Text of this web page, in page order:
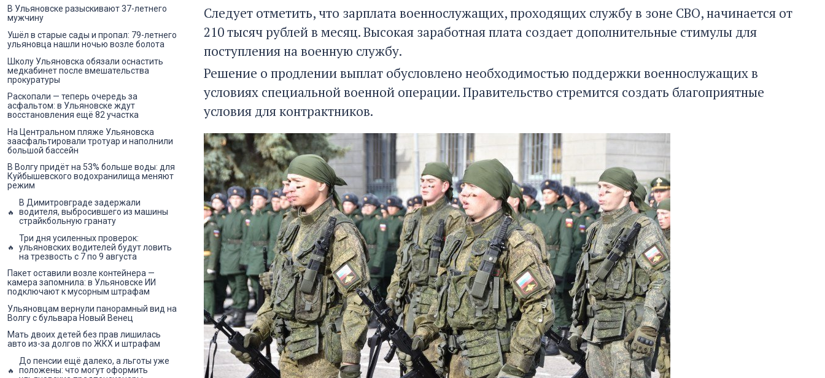
Следует отметить, что зарплата военнослужащих, проходящих службу в зоне СВО, начинается от
210 тысяч рублей в месяц. Высокая заработная плата создает дополнительные стимулы для
поступления на военную службу.
Решение о продлении выплат обусловлено необходимостью поддержки военнослужащих в
условиях специальной военной операции. Правительство стремится создать благоприятные
условия для контрактников.
В Ульяновске разыскивают 37-летнего
мужчину
Ушёл в старые сады и пропал: 79-летнего
ульяновца нашли ночью возле болота
Школу Ульяновска обязали оснастить
медкабинет после вмешательства
прокуратуры
Раскопали — теперь очередь за
асфальтом: в Ульяновске ждут
восстановления ещё 82 участка
На Центральном пляже Ульяновска
заасфальтировали тротуар и наполнили
большой бассейн
В Волгу придёт на 53% больше воды: для
Куйбышевского водохранилища меняют
режим
В Димитровграде задержали
водителя, выбросившего из машины
страйкбольную гранату
Три дня усиленных проверок:
ульяновских водителей будут ловить
на трезвость с 7 по 9 августа
Пакет оставили возле контейнера —
камера запомнила: в Ульяновске ИИ
подключают к мусорным штрафам
Ульяновцам вернули панорамный вид на
Волгу с бульвара Новый Венец
Мать двоих детей без прав лишилась
авто из-за долгов по ЖКХ и штрафам
До пенсии ещё далеко, а льготы уже
положены: что могут оформить